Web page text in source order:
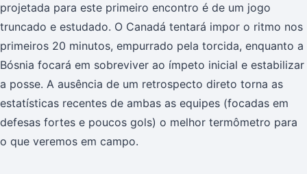
projetada para este primeiro encontro é de um jogo
truncado e estudado. O Canadá tentará impor o ritmo nos
primeiros 20 minutos, empurrado pela torcida, enquanto a
Bósnia focará em sobreviver ao ímpeto inicial e estabilizar
a posse. A ausência de um retrospecto direto torna as
estatísticas recentes de ambas as equipes (focadas em
defesas fortes e poucos gols) o melhor termômetro para
o que veremos em campo.